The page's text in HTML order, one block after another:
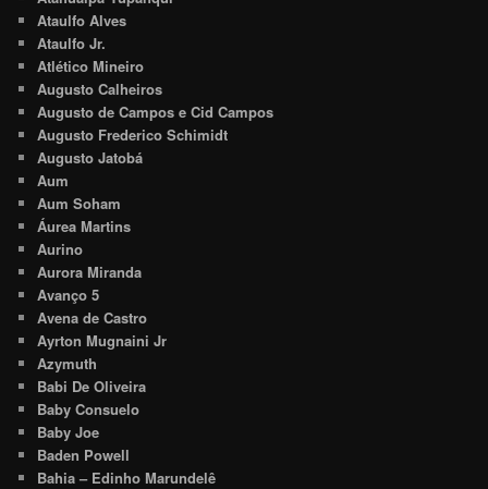
Ataulfo Alves
Ataulfo Jr.
Atlético Mineiro
Augusto Calheiros
Augusto de Campos e Cid Campos
Augusto Frederico Schimidt
Augusto Jatobá
Aum
Aum Soham
Áurea Martins
Aurino
Aurora Miranda
Avanço 5
Avena de Castro
Ayrton Mugnaini Jr
Azymuth
Babi De Oliveira
Baby Consuelo
Baby Joe
Baden Powell
Bahia – Edinho Marundelê